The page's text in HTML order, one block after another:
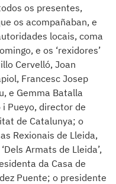
os presentes,
os acompañaban, e
locais, coma
e os ‘rexidores’
Cervelló, Joan
Francesc Josep
e Gemma Batalla
i Pueyo, director de
de Catalunya; o
Rexionais de Lleida,
Armats de Lleida’,
da Casa de
Puente; o presidente